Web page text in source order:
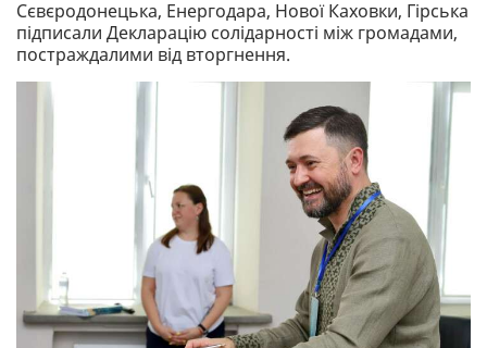
Сєвєродонецька, Енергодара, Нової Каховки, Гірська
підписали Декларацію солідарності між громадами,
постраждалими від вторгнення.